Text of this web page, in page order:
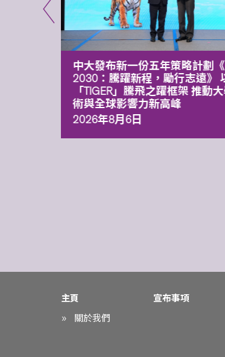
中大發布新一份五年策略計劃
2030：騰躍新程，勵行志遠》
「TIGER」騰飛之躍框架 推動
術與全球影響力新高峰
2026年8月6日
主頁
關於我們
宣布事項